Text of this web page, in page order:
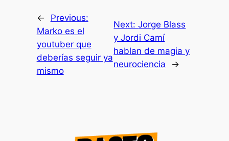
←
Previous:
Marko es el
youtuber que
deberías seguir ya
mismo
Next:Jorge Blass
y Jordi Camí
hablan de magia y
neurociencia
→